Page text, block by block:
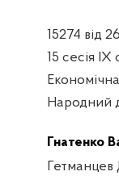
15274 від
15 сесія IX
Народний
Гнатенко
Гетманцев